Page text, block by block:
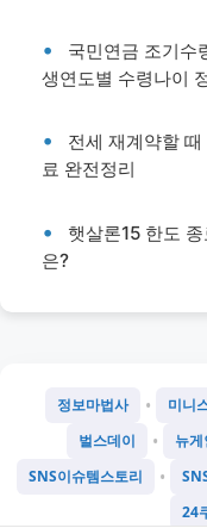
국민연금 조기수
생연도별 수령나이
전세 재계약할
료 완전정리
햇살론15 한도
은?
정보마법사 • 미니
벌스데이 • 뉴게
SNS이슈템스토리 •
24